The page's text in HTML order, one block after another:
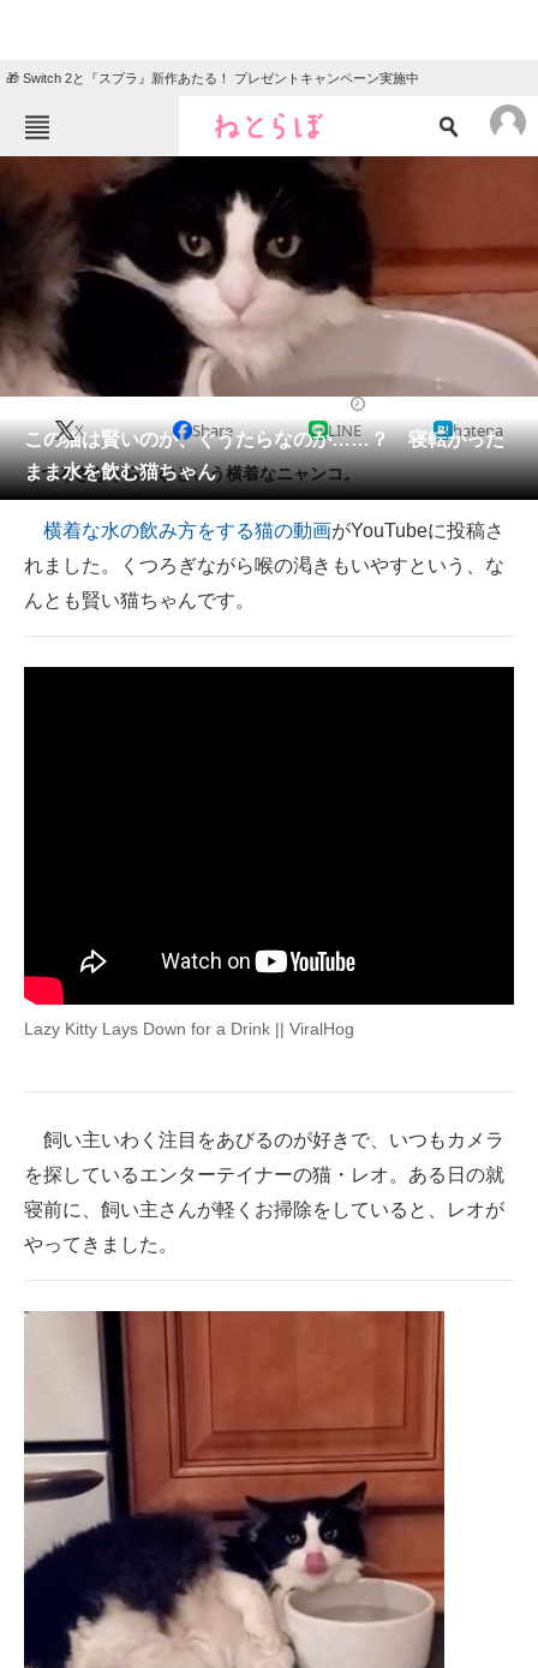
🎁 Switch 2と『スプラ』新作あたる！ プレゼントキャンペーン実施中
ねとらぼメニュー
TOP ニュース
クイズ
グルメ 地域
住まい
会員記事
メディア
注目記事を集めた総合ページ
ITの今と未来を見通す
スマホと通信の最新トレンド
経営リーダーのコミュニティ
マーケ×ITの今がよく分かる
製造業のIT導入・活用を支援
エレクトロニクス専門サイト
電子設計の基本と応用
エネルギーの専門メディア
建設×テクノロジーの最前線
ちょっと気になるネットの話題
この猫は賢いのか、ぐうたらなのか……？ 寝転がった
まま水を飲む猫ちゃん
X Share LINE hatena
くつろぎながら飲むという横着なニャンコ。
横着な水の飲み方をする猫の動画がYouTubeに投稿さ
れました。くつろぎながら喉の渇きもいやすという、な
んとも賢い猫ちゃんです。
Lazy Kitty Lays Down for a Drink || ViralHog
飼い主いわく注目をあびるのが好きで、いつもカメラ
を探しているエンターテイナーの猫・レオ。ある日の就
寝前に、飼い主さんが軽くお掃除をしていると、レオが
やってきました。